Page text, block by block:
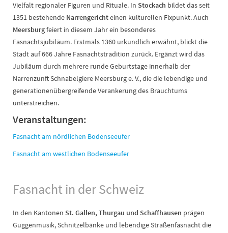
Vielfalt regionaler Figuren und Rituale. In Stockach bildet das seit
1351 bestehende Narrengerichteinen kulturellen Fixpunkt. Auch
Meersburgfeiert in diesem Jahr ein besonderes
Fasnachtsjubiläum. Erstmals 1360 urkundlich erwähnt, blickt die
Stadt auf 666 Jahre Fasnachtstradition zurück. Ergänzt wird das
Jubiläum durch mehrere runde Geburtstage innerhalb der
Narrenzunft Schnabelgiere Meersburg e. V., die die lebendige und
generationenübergreifende Verankerung des Brauchtums
unterstreichen.
Veranstaltungen:
Fasnacht am nördlichen Bodenseeufer
Fasnacht am westlichen Bodenseeufer
Fasnacht in der Schweiz
In den Kantonen St. Gallen, Thurgau und Schaffhausen prägen
Guggenmusik, Schnitzelbänke und lebendige Straßenfasnacht die